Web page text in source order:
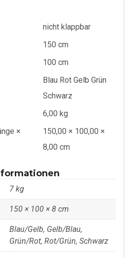
nicht klappbar
150 cm
100 cm
Blau Rot Gelb Grün
Schwarz
6,00 kg
×
150,00 × 100,00 ×
8,00 cm
7 kg
150 × 100 × 8 cm
Blau/Gelb, Gelb/Blau,
Grün/Rot, Rot/Grün, Schwarz